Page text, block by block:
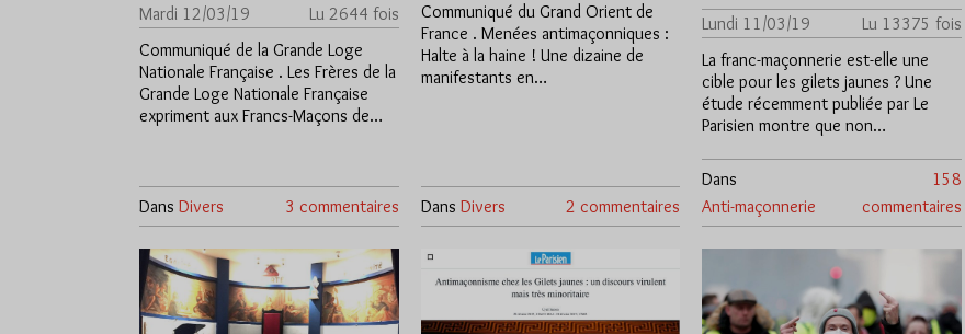
Mardi 12/03/19
Lu 2644 fois
Communiqué de la Grande Loge
Nationale Française . Les Frères de la
Grande Loge Nationale Française
expriment aux Francs-Maçons de…
Dans Divers 3 commentaires
Communiqué du Grand Orient de
France . Menées antimaçonniques :
Halte à la haine ! Une dizaine de
manifestants en…
Dans Divers 2 commentaires
Lundi 11/03/19
Lu 13375 fois
La franc-maçonnerie est-elle une
cible pour les gilets jaunes ? Une
étude récemment publiée par Le
Parisien montre que non…
Dans
Anti-maçonnerie
158
commentaires